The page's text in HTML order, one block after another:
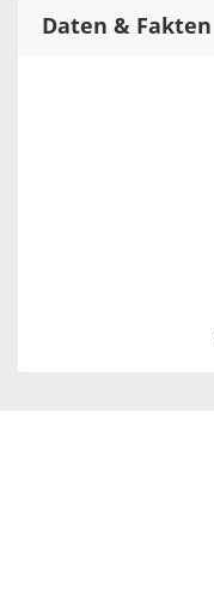
Daten & Fakten